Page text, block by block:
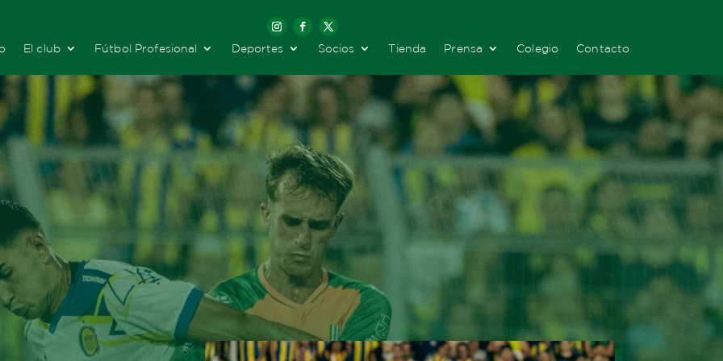
El club Fútbol Profesional Deportes Socios Tienda Prensa Colegio Contacto